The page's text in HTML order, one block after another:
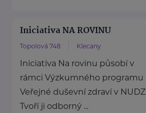
Iniciativa NA ROVINU
Topolová 748 Klecany
Iniciativa Na rovinu působí v
rámci Výzkumného programu
Veřejné duševní zdraví v
Tvoří ji odborný ...